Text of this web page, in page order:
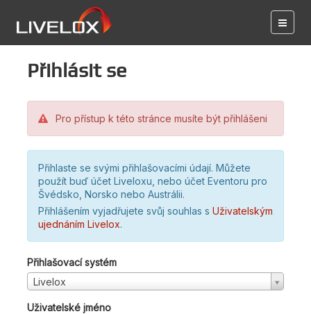
Přihlásit se
Pro přístup k této stránce musíte být přihlášeni
Přihlaste se svými přihlašovacími údají. Můžete
použít buď účet Liveloxu, nebo účet Eventoru pro
Švédsko, Norsko nebo Austrálii.
Přihlášením vyjadřujete svůj souhlas s Uživatelským
ujednáním Livelox.
Přihlašovací systém
Livelox
Uživatelské jméno